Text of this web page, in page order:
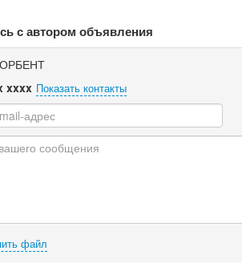
с автором объявления
xxxx Показать контакты
файл